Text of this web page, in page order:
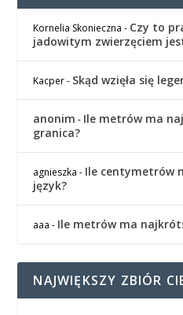
Kornelia Skonieczna - Czy to
jadowitym zwierzęciem
Kacper- Skąd wzięła się
anonim - Ile metrów ma
granica?
agnieszka - Ile centymetrów
język?
aaa - Ile metrów ma
NAJWIĘKSZY ZBIÓR